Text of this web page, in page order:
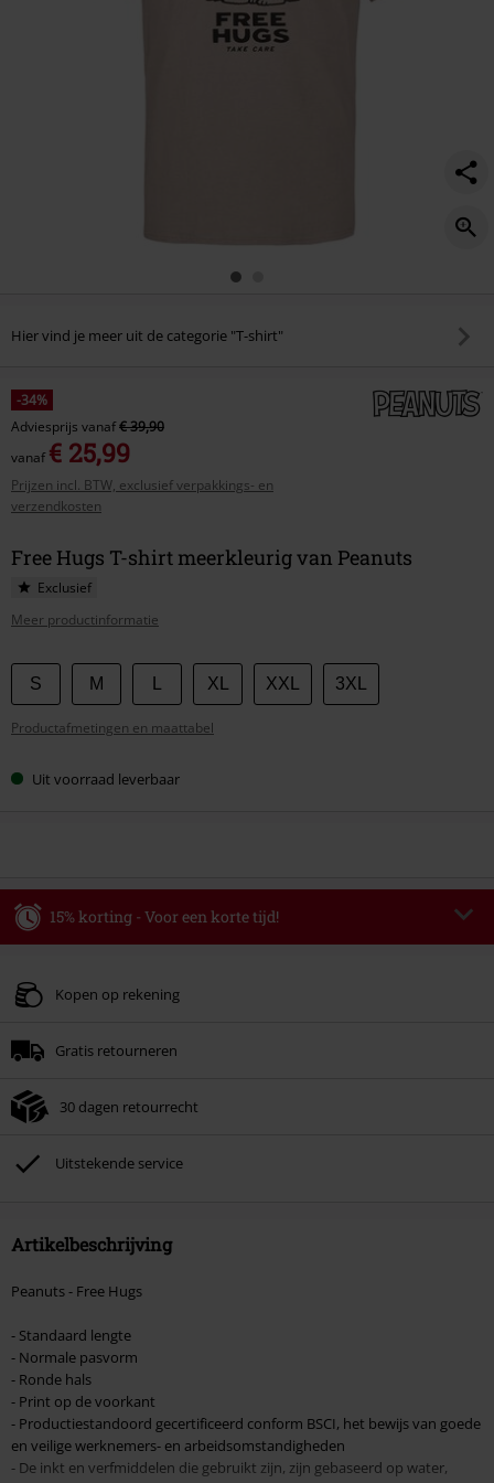
Hier vind je meer uit de categorie "T-shirt"
-34%
Adviesprijs vanaf€ 39,90
vanaf€ 25,99
Prijzen incl. BTW, exclusief verpakkings- en
verzendkosten
Free Hugs T-shirt meerkleurig van Peanuts
Exclusief
Meer productinformatie
Kies
je
maat
S M XL XXL 3XL
Productafmetingen en maattabel
Uit voorraad leverbaar
15% korting - Voor een korte tijd!
Geldig t/m 09-08-2026
Zodra je de code hebt ingevoerd, wordt de korting automatisch verrekend in
Kan niet gecombineerd worden met andere kortingscodes. Boeken, media,
Toten Hosen, Metality, cadeaubonnen en artikelen met een inbegrepen
donatie zijn uitgesloten van de korting.
Kopen op rekening
Gratis retourneren
30 dagen retourrecht
Uitstekende service
Artikelbeschrijving
Peanuts - Free Hugs
- Standaard lengte
- Normale pasvorm
- Ronde hals
- Print op de voorkant
- Productiestandoord gecertificeerd conform BSCI, het bewijs van goede
en veilige werknemers- en arbeidsomstandigheden
- De inkt en verfmiddelen die gebruikt zijn, zijn gebaseerd op water,